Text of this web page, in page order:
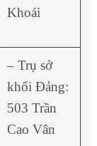
Khoái
– Trụ sở
khối Đảng:
503 Trần
Cao Vân